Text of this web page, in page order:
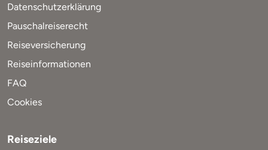
Datenschutzerklärung
Pauschalreiserecht
Reiseversicherung
Reiseinformationen
FAQ
Cookies
Reiseziele